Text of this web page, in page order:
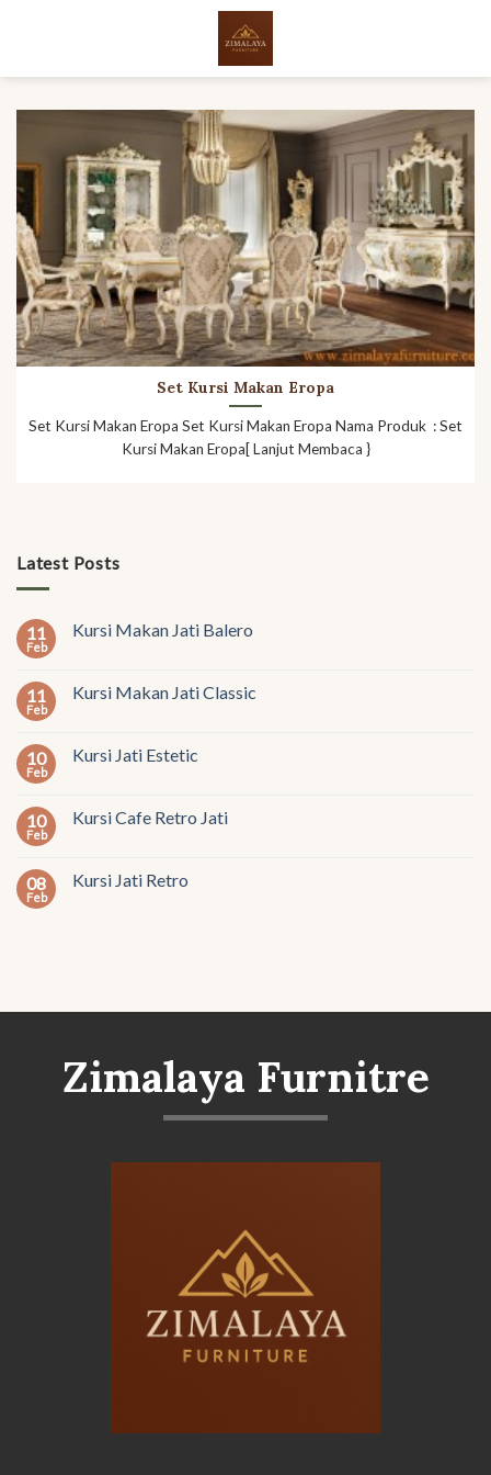
Latest Posts
11
Feb
Kursi Makan Jati Balero
11
Feb
Kursi Makan Jati Classic
10
Feb
Kursi Jati Estetic
10
Feb
Kursi Cafe Retro Jati
08
Feb
Kursi Jati Retro
Set Kursi Makan Eropa
Set Kursi Makan Eropa Set Kursi Makan Eropa Nama Produk : Set
Kursi Makan Eropa[ Lanjut Membaca }
Zimalaya Furnitre